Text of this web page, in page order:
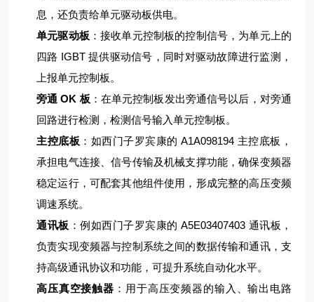
息，还负责给单元驱动板供电。
单元驱动板 ：接收单元控制板的控制信号，为单元上的
四路 IGBT 提供驱动信号，同时对驱动故障进行监测，
上报单元控制板。
旁通 OK 板 ：在单元控制板发出旁通信号以后，对旁通
回路进行检测，检测信号输入单元控制板。
主控底板 ：如西门子罗宾康的 A1A098194 主控底板，
承担电气连接、信号传输及机械支撑功能，确保变频器
稳定运行，可配套其他组件使用，形成完整的高压变频
调速系统。
通讯板 ：例如西门子罗宾康的 A5E03407403 通讯板，
负责实现变频器与控制系统之间的数据传输和通讯，支
持高级通讯协议和功能，可提升系统自动化水平。
高压真空接触器 ：用于高压变频器的输入、输出电路